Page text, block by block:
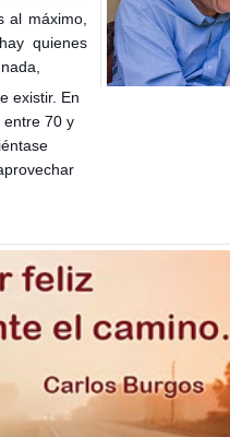
al máximo,
quienes
existir. En
entre 70 y